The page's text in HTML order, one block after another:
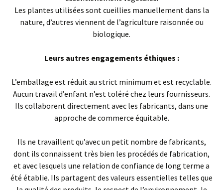
Les plantes utilisées sont cueillies manuellement dans la
nature, d’autres viennent de l’agriculture raisonnée ou
biologique.
Leurs autres engagements éthiques :
L’emballage est réduit au strict minimum et est recyclable.
Aucun travail d’enfant n’est toléré chez leurs fournisseurs.
Ils collaborent directement avec les fabricants, dans une
approche de commerce équitable.
Ils ne travaillent qu’avec un petit nombre de fabricants,
dont ils connaissent très bien les procédés de fabrication,
et avec lesquels une relation de confiance de long terme a
été établie. Ils partagent des valeurs essentielles telles que